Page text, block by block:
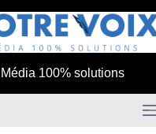
Média 100% solutions